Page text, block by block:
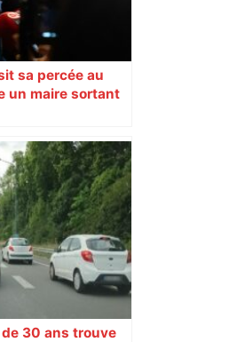
sa percée au
un maire sortant
30 ans trouve